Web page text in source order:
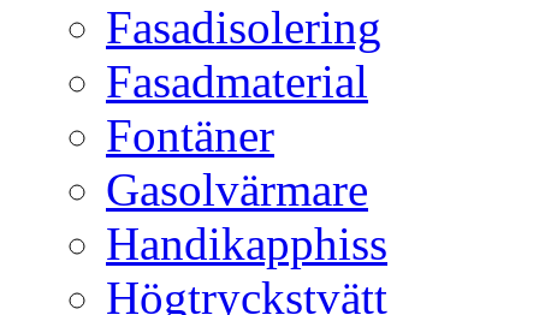
Fasadisolering
Fasadmaterial
Fontäner
Gasolvärmare
Handikapphiss
Högtryckstvätt